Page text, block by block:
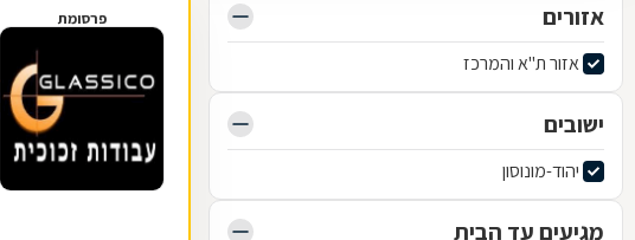
אזורים
אזור ת"א והמרכז
ישובים
יהוד-מונוסון
מגיעים עד הבית
פרסומת